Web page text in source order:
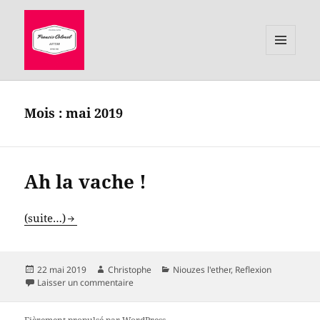
WIDGETS
Mois :mai 2019
Ah la vache !
(suite…)
Publié
le
22 mai 2019 Auteur
Christophe Catégories
Niouzes l'ether, Reflexion
Laisser un commentairesur Ah la vache !